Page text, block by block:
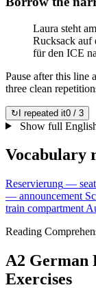
Laura steht
Rucksack auf
für den ICE
Pause after this line
three clean
↻I repeated it0 / 3
Show full
Vocabulary
Reservierung —
— announcement
train compartment
Reading
A2 German
Exercises